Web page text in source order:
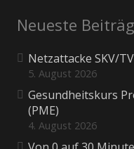
Neueste
Netzattacke SKV/
5. August 2026
Gesundheitskurs
(PME)
4. August 2026